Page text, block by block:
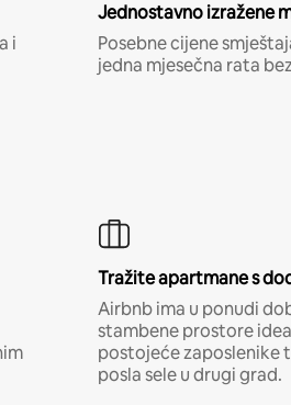
i
Jednostavno izražene
Posebne cijene
jedna mjesečna rata
Tražite apartmane s
Airbnb ima u ponudi
stambene prostore
postojeće zaposlenike
posla sele u drugi grad.